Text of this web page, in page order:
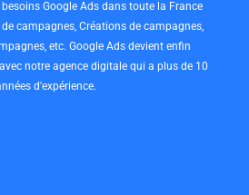
Google Ads dans toute la France
campagnes, Créations de campagnes,
etc. Google Ads devient enfin
notre agence digitale qui a plus de 10
d'expérience.